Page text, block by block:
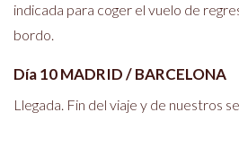
indicada para coger el vuelo de
bordo.
Día 10 MADRID / BARCELONA
Llegada. Fin del viaje y de nuestros